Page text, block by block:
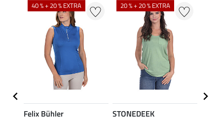
40 % + 20 % EXTRA
Felix Bühler
20 % + 20 % EXTRA
STONEDEEK